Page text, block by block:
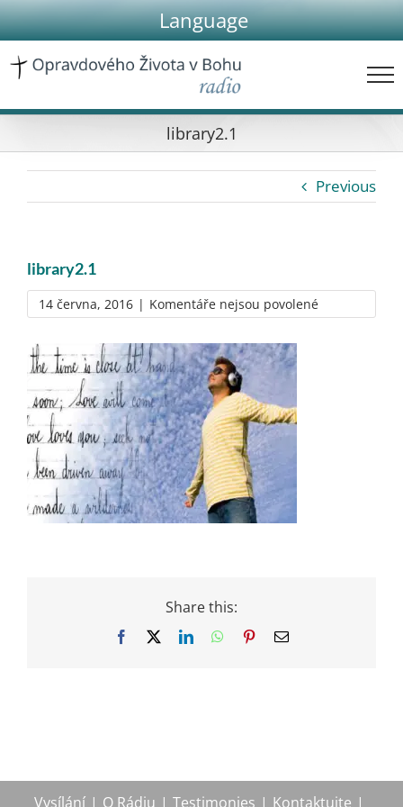
Skip
to
content
Language
library2.1
Previous
library2.1
14 června, 2016 | Komentáře nejsou povolenéu
textu
Share this:
Facebook LinkedInWhatsApp
PinterestEmail
Vysílání O Rádiu Testimonies Kontaktujte